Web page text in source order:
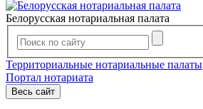
Белорусская нотариальная палата
Территориальные нотариальные палаты
Портал нотариата
Весь сайт